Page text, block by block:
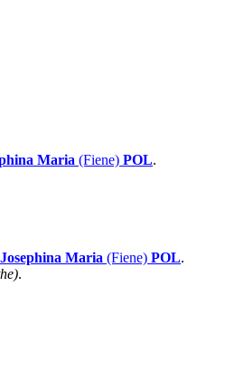
Maria (Fiene) POL.
Josephina Maria (Fiene) POL.
.